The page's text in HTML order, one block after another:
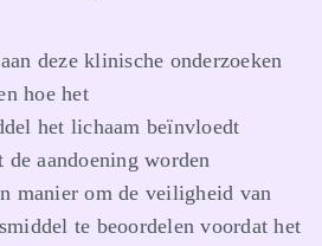
deze klinische onderzoeken
hoe het
het lichaam beïnvloedt
aandoening worden
manier om de veiligheid van
te beoordelen voordat het